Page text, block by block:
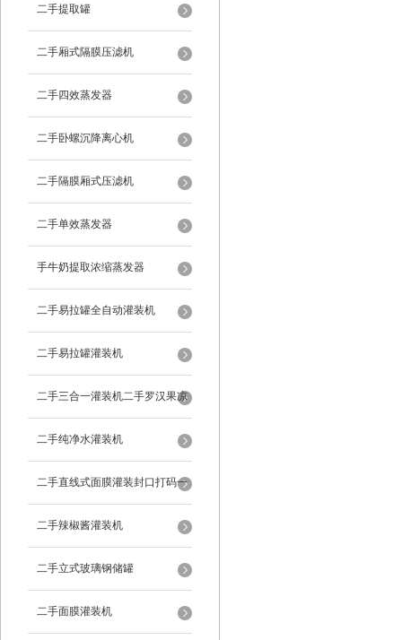
二手提取罐
二手厢式隔膜压滤机
二手四效蒸发器
二手卧螺沉降离心机
二手隔膜厢式压滤机
二手单效蒸发器
手牛奶提取浓缩蒸发器
二手易拉罐全自动灌装机
二手易拉罐灌装机
二手三合一灌装机二手罗汉果凉
茶灌装机
二手纯净水灌装机
二手直线式面膜灌装封口打码一
体机
二手辣椒酱灌装机
二手立式玻璃钢储罐
二手面膜灌装机